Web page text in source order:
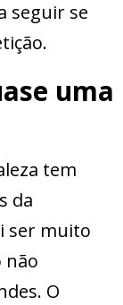
seguir se
uma
tem
da
ser muito
não
O